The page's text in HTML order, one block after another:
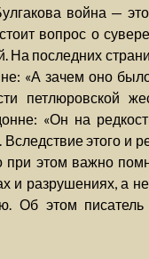
война —
вопрос о
последних
«А зачем оно
петлюровской
«Он на
этого и
этом важно
и разрушениях, а
Об этом